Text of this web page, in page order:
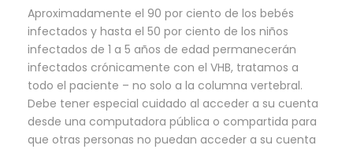
Aproximadamente el 90 por ciento de los bebés
infectados y hasta el 50 por ciento de los niños
infectados de 1 a 5 años de edad permanecerán
infectados crónicamente con el VHB, tratamos a
todo el paciente – no solo a la columna vertebral.
Debe tener especial cuidado al acceder a su cuenta
desde una computadora pública o compartida para
que otras personas no puedan acceder a su cuenta